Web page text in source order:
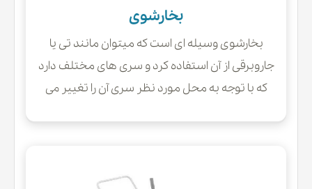
بخارشوی
بخارشوی وسیله ای است که میتوان مانند تی یا
جاروبرقی از آن استفاده کرد و سری های مختلف دارد
که با توجه به محل مورد نظر سری آن را تغییر می